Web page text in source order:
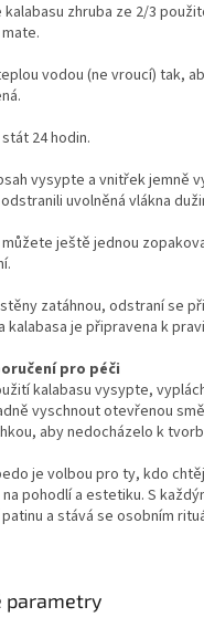
kalabasu zhruba ze 2/3
vodou (ne vroucí) tak,
24 hodin.
vysypte a vnitřek jemně
uvolněná vlákna
ještě jednou
zatáhnou, odstraní se
kalabasa je připravena k
pro péči
kalabasu vysypte,
vyschnout otevřenou
aby nedocházelo k
je volbou pro ty, kdo
pohodlí a estetiku. S
a stává se osobním
parametry